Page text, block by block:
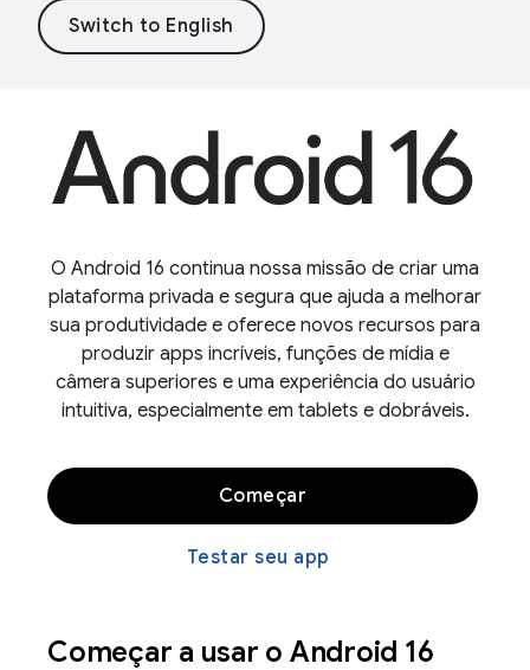
O Android 16 continua nossa missão de criar uma
plataforma privada e segura que ajuda a melhorar
sua produtividade e oferece novos recursos para
produzir apps incríveis, funções de mídia e
câmera superiores e uma experiência do usuário
intuitiva, especialmente em tablets e dobráveis.
Começar
Testar seu app
Começar a usar o Android 16